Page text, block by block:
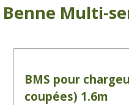
Benne Multi-
BMS pour
coupées) 1.6m